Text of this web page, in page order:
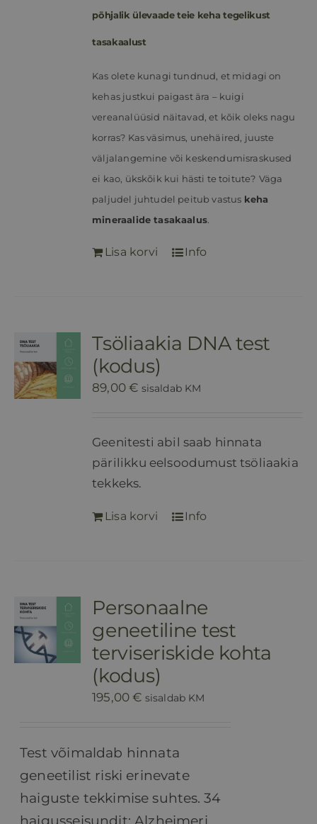
põhjalik ülevaade teie keha tegelikust
tasakaalust
Kas olete kunagi tundnud, et midagi on
kehas justkui paigast ära – kuigi
vereanalüüsid näitavad, et kõik oleks nagu
korras? Kas väsimus, unehäired, juuste
väljalangemine või keskendumisraskused
ei kao, ükskõik kui hästi te toitute? Väga
paljudel juhtudel peitub vastus keha
mineraalide tasakaalus.
Lisa korvi Info
Tsöliaakia DNA test
(kodus)
89,00€ sisaldab KM
Geenitesti abil saab hinnata
pärilikku eelsoodumust tsöliaakia
tekkeks.
Lisa korvi Info
Personaalne
geneetiline test
terviseriskide kohta
(kodus)
195,00€ sisaldab KM
Test võimaldab hinnata
geneetilist riski erinevate
haiguste tekkimise suhtes. 34